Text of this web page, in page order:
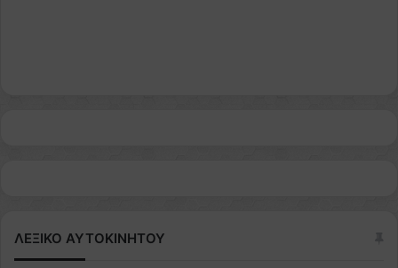
ΛΕΞΙΚΟ ΑΥΤΟΚΙΝΗΤΟΥ